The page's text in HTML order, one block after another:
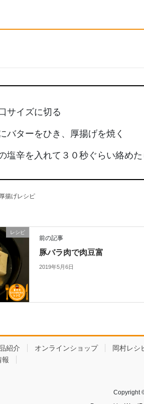
サイズに切る
バターをひき、厚揚げを焼く
塩辛を入れて３０秒ぐらい絡めた
厚揚げレシピ
レシピ
前の記事
豚バラ肉で肉豆富
2019年5月6日
紹介 オンラインショップ 岡村レシ
報
Copyright